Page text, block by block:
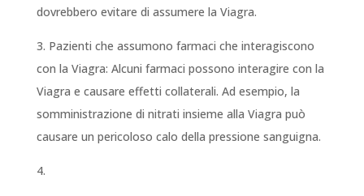
dovrebbero evitare di assumere la Viagra.
3. Pazienti che assumono farmaci che interagiscono
con la Viagra: Alcuni farmaci possono interagire con la
Viagra e causare effetti collaterali. Ad esempio, la
somministrazione di nitrati insieme alla Viagra può
causare un pericoloso calo della pressione sanguigna.
4.